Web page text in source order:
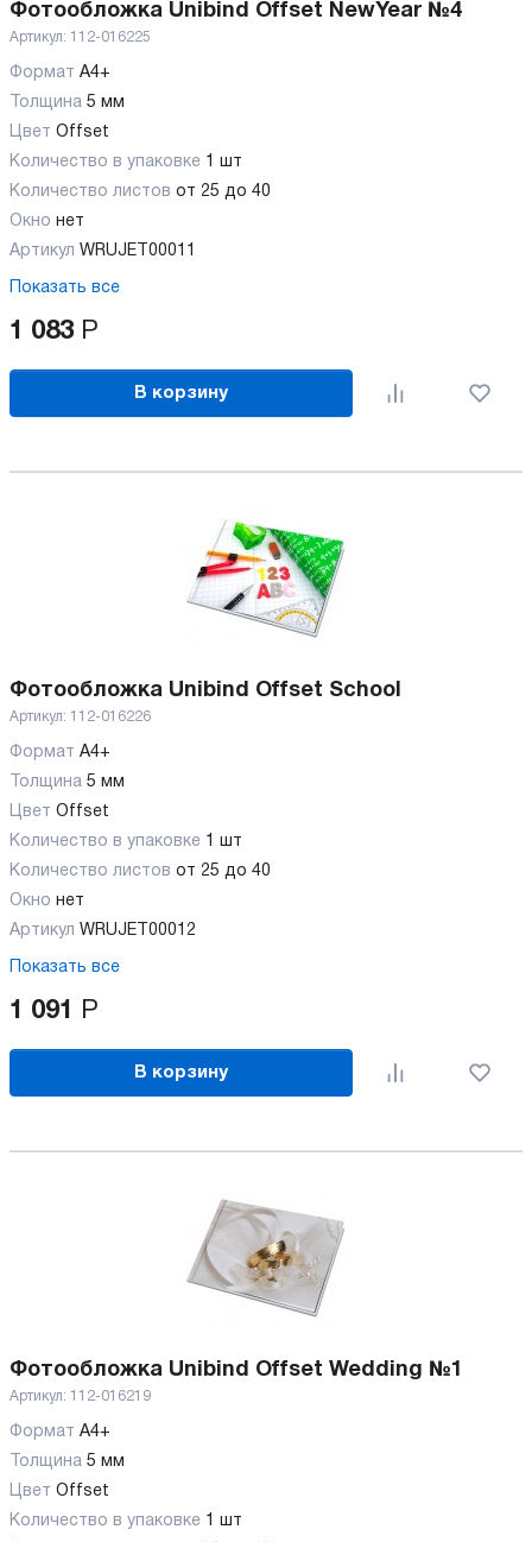
Фотообложка Unibind Offset NewYear №4
Артикул: 112-016225
Формат А4+
Толщина 5 мм
Цвет Offset
Количество в упаковке 1 шт
Количество листов от 25 до 40
Окно нет
Артикул WRUJET00011
Показать все
1 083 Р
В корзину
Фотообложка Unibind Offset School
Артикул: 112-016226
Формат А4+
Толщина 5 мм
Цвет Offset
Количество в упаковке 1 шт
Количество листов от 25 до 40
Окно нет
Артикул WRUJET00012
Показать все
1 091 Р
В корзину
Фотообложка Unibind Offset Wedding №1
Артикул: 112-016219
Формат А4+
Толщина 5 мм
Цвет Offset
Количество в упаковке 1 шт